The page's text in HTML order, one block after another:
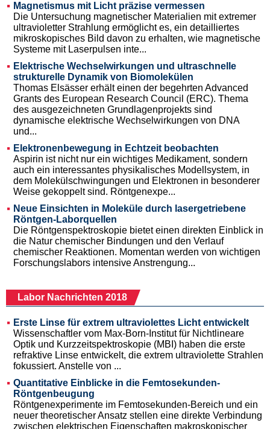
Magnetismus mit Licht präzise vermessen
Die Untersuchung magnetischer Materialien mit extremer
ultravioletter Strahlung ermöglicht es, ein detailliertes
mikroskopisches Bild davon zu erhalten, wie magnetische
Systeme mit Laserpulsen inte...
Elektrische Wechselwirkungen und ultraschnelle
strukturelle Dynamik von Biomolekülen
Thomas Elsässer erhält einen der begehrten Advanced
Grants des European Research Council (ERC). Thema
des ausgezeichneten Grundlagenprojekts sind
dynamische elektrische Wechselwirkungen von DNA
und...
Elektronenbewegung in Echtzeit beobachten
Aspirin ist nicht nur ein wichtiges Medikament, sondern
auch ein interessantes physikalisches Modellsystem, in
dem Molekülschwingungen und Elektronen in besonderer
Weise gekoppelt sind. Röntgenexpe...
Neue Einsichten in Moleküle durch lasergetriebene
Röntgen-Laborquellen
Die Röntgenspektroskopie bietet einen direkten Einblick in
die Natur chemischer Bindungen und den Verlauf
chemischer Reaktionen. Momentan werden von wichtigen
Forschungslabors intensive Anstrengung...
Labor Nachrichten 2018
Erste Linse für extrem ultraviolettes Licht entwickelt
Wissenschaftler vom Max-Born-Institut für Nichtlineare
Optik und Kurzzeitspektroskopie (MBI) haben die erste
refraktive Linse entwickelt, die extrem ultraviolette Strahlen
fokussiert. Anstelle von ...
Quantitative Einblicke in die Femtosekunden-
Röntgenbeugung
Röntgenexperimente im Femtosekunden-Bereich und ein
neuer theoretischer Ansatz stellen eine direkte Verbindung
zwischen elektrischen Eigenschaften makroskopischer